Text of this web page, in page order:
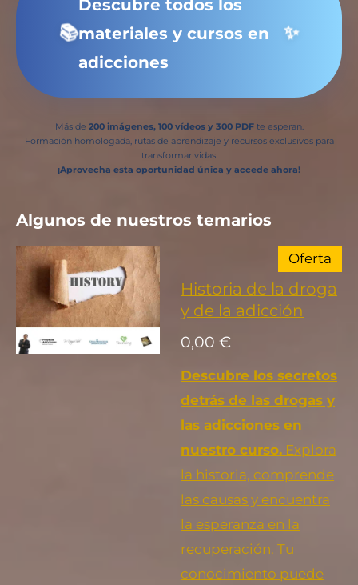
📚
Descubre todos los
materiales y cursos en
adicciones
✨
Más de 200 imágenes, 100 vídeos y 300 PDFte esperan.
Formación homologada, rutas de aprendizaje y recursos exclusivos para
transformar vidas.
¡Aprovecha esta oportunidad única y accede ahora!
Algunos de nuestros temarios
Oferta
Historia de la droga
y de la adicción
0,00 €
Descubre los secretos
detrás de las drogas y
las adicciones en
nuestro curso. Explora
la historia, comprende
las causas y encuentra
la esperanza en la
recuperación. Tu
conocimiento puede